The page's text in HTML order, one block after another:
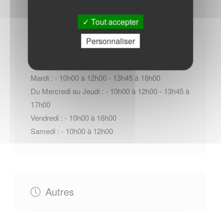
Horaires Mairie
Mardi : - 10h00 à 12h00 - 13h45 à 18h00
Du Mercredi au Jeudi : - 10h00 à 12h00 - 13h45 à
17h00
Vendredi : - 10h00 à 16h00
Samedi : - 10h00 à 12h00
Autres
Tout accepter
Personnaliser